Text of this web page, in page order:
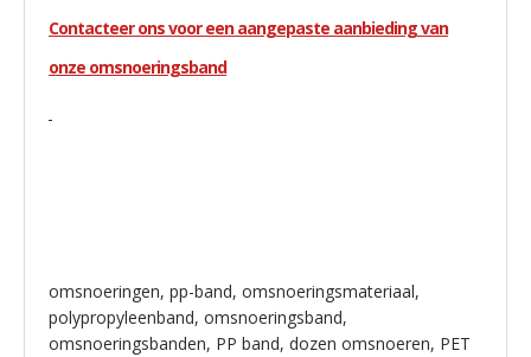
Contacteer ons voor een aangepaste aanbieding van
onze omsnoeringsband
omsnoeringen, pp-band, omsnoeringsmateriaal,
polypropyleenband, omsnoeringsband,
omsnoeringsbanden, PP band, dozen omsnoeren, PET